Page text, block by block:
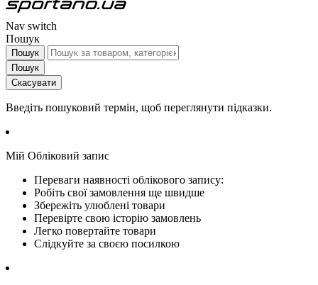
Nav switch
Пошук
Пошук
Пошук
Скасувати
Введіть пошуковий термін, щоб переглянути підказки.
Мій Обліковий запис
Переваги наявності облікового запису:
Робіть свої замовлення ще швидше
Збережіть улюблені товари
Перевірте свою історію замовлень
Легко повертайте товари
Слідкуйте за своєю посилкою